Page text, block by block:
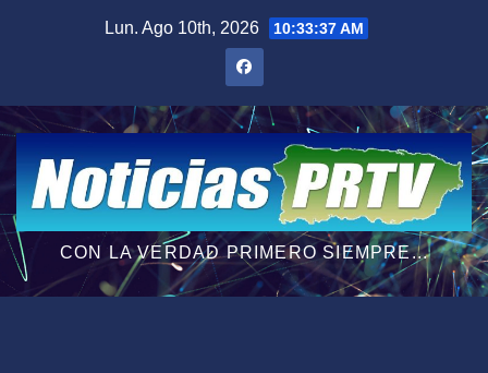
Lun. Ago 10th, 2026 10:33:38 AM
CON LA VERDAD PRIMERO SIEMPRE...